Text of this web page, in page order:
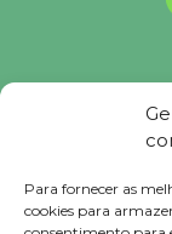
Para fornecer as
cookies para